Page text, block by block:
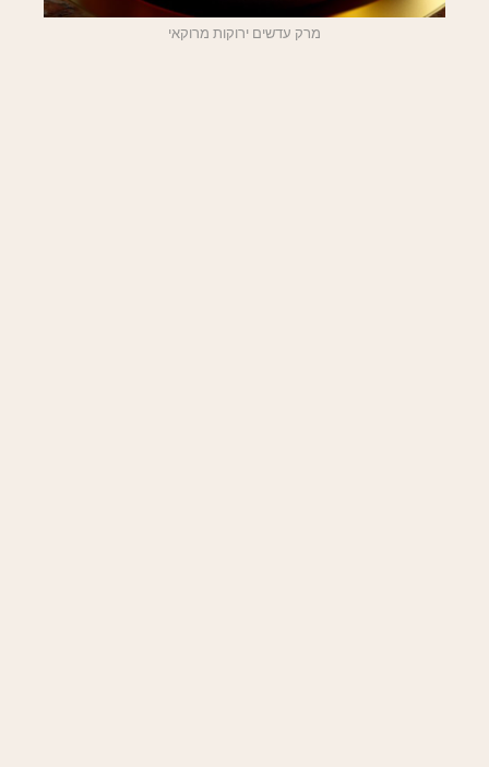
מרק עדשים ירוקות מרוקאי